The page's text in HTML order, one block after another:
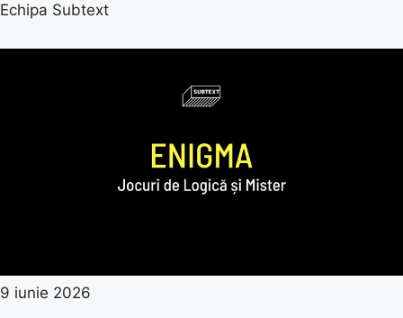
Echipa Subtext
9 iunie 2026